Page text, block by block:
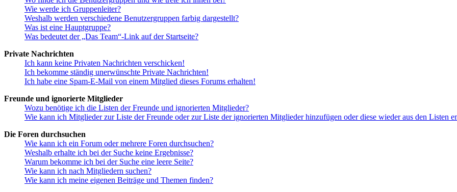
Wie werde ich Gruppenleiter?
Weshalb werden verschiedene Benutzergruppen farbig dargestellt?
Was ist eine Hauptgruppe?
Was bedeutet der „Das Team“-Link auf der Startseite?
Private Nachrichten
Ich kann keine Privaten Nachrichten verschicken!
Ich bekomme ständig unerwünschte Private Nachrichten!
Ich habe eine Spam-E-Mail von einem Mitglied dieses Forums erhalten!
Freunde und ignorierte Mitglieder
Wozu benötige ich die Listen der Freunde und ignorierten Mitglieder?
Wie kann ich Mitglieder zur Liste der Freunde oder zur Liste der ignorierten Mitglieder hinzufügen oder diese wieder aus den Listen
Die Foren durchsuchen
Wie kann ich ein Forum oder mehrere Foren durchsuchen?
Weshalb erhalte ich bei der Suche keine Ergebnisse?
Warum bekomme ich bei der Suche eine leere Seite?
Wie kann ich nach Mitgliedern suchen?
Wie kann ich meine eigenen Beiträge und Themen finden?